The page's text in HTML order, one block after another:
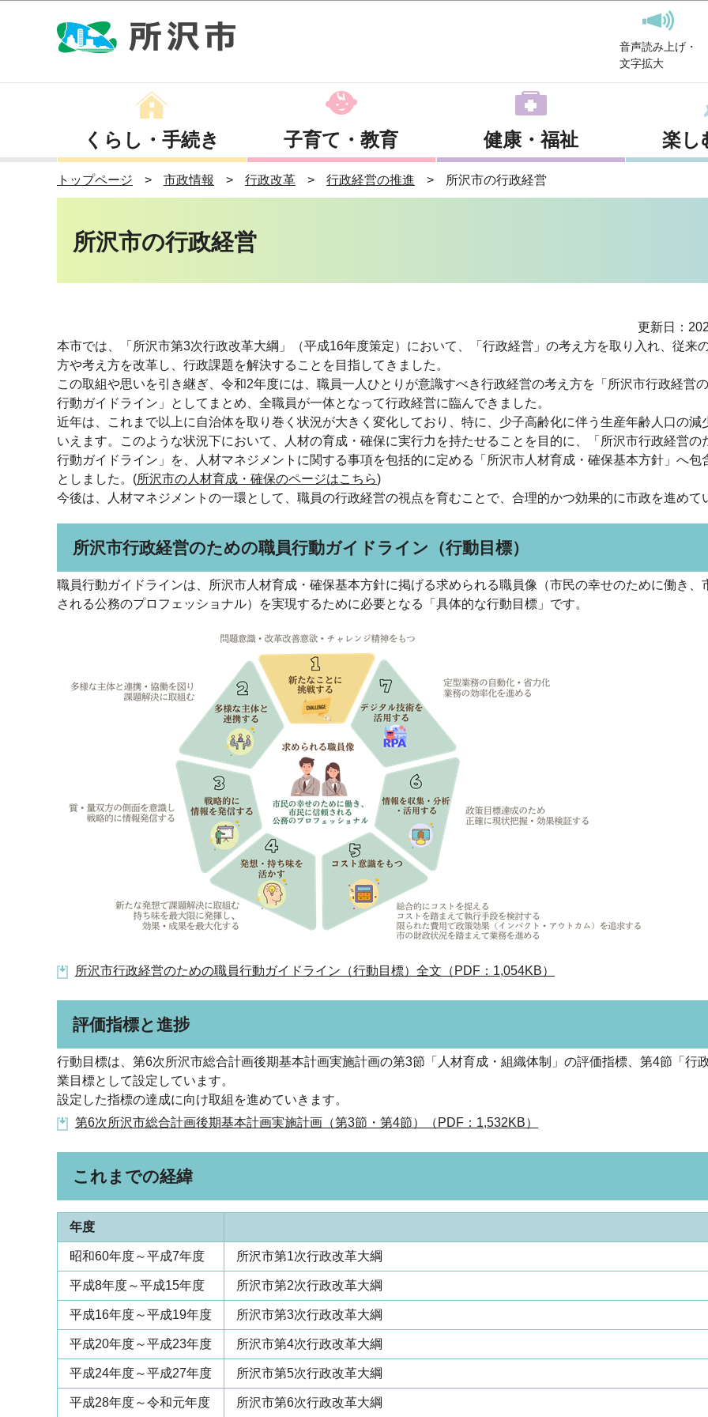
音声読み上げ・
文字拡大
くらし・手続き 子育て・教育 健康・福祉 楽し
トップページ 市政情報 行政改革 行政経営の推進 所沢市の行政経営
所沢市の行政経営
更新日：
本市では、「所沢市第3次行政改革大綱」（平成16年度策定）において、「行政経営」の考え方を取り入れ、従来
方や考え方を改革し、行政課題を解決することを目指してきました。
この取組や思いを引き継ぎ、令和2年度には、職員一人ひとりが意識すべき行政経営の考え方を「所沢市行政経営
行動ガイドライン」としてまとめ、全職員が一体となって行政経営に臨んできました。
近年は、これまで以上に自治体を取り巻く状況が大きく変化しており、特に、少子高齢化に伴う生産年齢人口の減
いえます。このような状況下において、人材の育成・確保に実行力を持たせることを目的に、「所沢市行政経営の
行動ガイドライン」を、人材マネジメントに関する事項を包括的に定める「所沢市人材育成・確保基本方針」へ包
としました。(所沢市の人材育成・確保のページはこちら)
今後は、人材マネジメントの一環として、職員の行政経営の視点を育むことで、合理的かつ効果的に市政を進めて
所沢市行政経営のための職員行動ガイドライン（行動目標）
職員行動ガイドラインは、所沢市人材育成・確保基本方針に掲げる求められる職員像（市民の幸せのために働き、
される公務のプロフェッショナル）を実現するために必要となる「具体的な行動目標」です。
所沢市行政経営のための職員行動ガイドライン（行動目標）全文（PDF：1,054KB）
評価指標と進捗
行動目標は、第6次所沢市総合計画後期基本計画実施計画の第3節「人材育成・組織体制」の評価指標、第4節「行
業目標として設定しています。
設定した指標の達成に向け取組を進めていきます。
第6次所沢市総合計画後期基本計画実施計画（第3節・第4節）（PDF：1,532KB）
これまでの経緯
年度
昭和60年度～平成7年度 所沢市第1次行政改革大綱
平成8年度～平成15年度 所沢市第2次行政改革大綱
平成16年度～平成19年度 所沢市第3次行政改革大綱
平成20年度～平成23年度 所沢市第4次行政改革大綱
平成24年度～平成27年度 所沢市第5次行政改革大綱
平成28年度～令和元年度 所沢市第6次行政改革大綱